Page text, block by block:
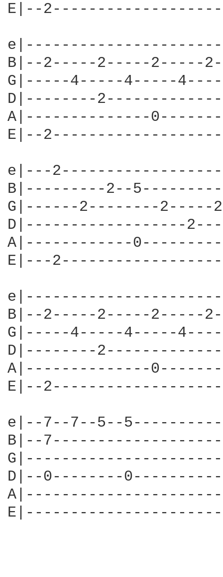
E|--
B|--2-----2-----2-----
G|-----4-----4-----
D|--------
A|--------------
E|--
e|---
B|---------2--
G|------2--------
D|------------------
A|------------
E|---
B|--2-----2-----2-----
G|-----4-----4-----
D|--------
A|--------------
E|--
e|--7--7--5--
B|--
D|--0--------